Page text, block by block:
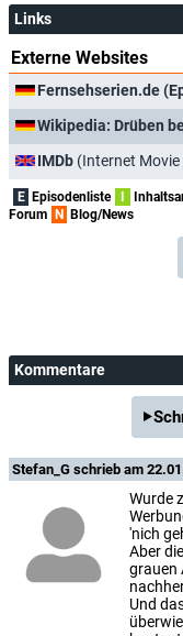
Links
Externe Websites
Fernsehserien.de
Wikipedia: Drüben
IMDb (Internet
E Episodenliste I
Forum N Blog/News
Kommentare
Stefan_G schrieb am
Wurde
'nich
Aber
grauen
Und